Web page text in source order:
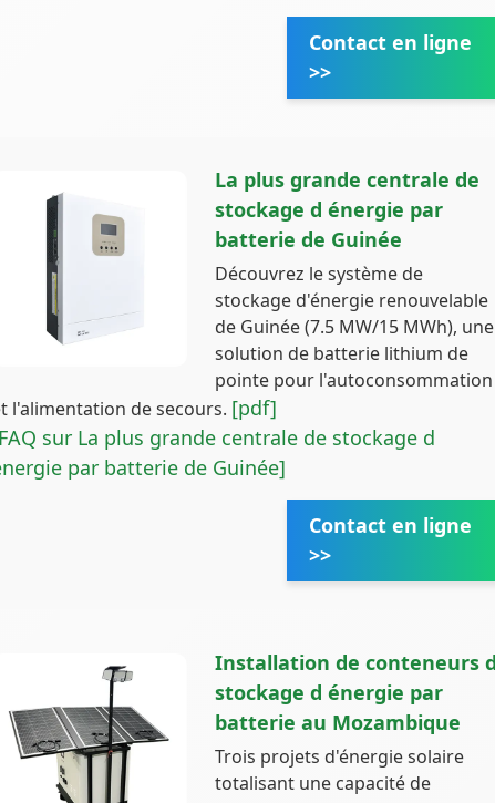
Contact en ligne
>>
La plus grande centrale de
stockage d énergie par
batterie de Guinée
Découvrez le système de
stockage d'énergie renouvelable
de Guinée (7.5 MW/15 MWh), une
solution de batterie lithium de
pointe pour l'autoconsommation
l'alimentation de secours. [pdf]
sur La plus grande centrale de stockage d
par batterie de Guinée]
Contact en ligne
>>
Installation de conteneurs
stockage d énergie par
batterie au Mozambique
Trois projets d'énergie solaire
totalisant une capacité de